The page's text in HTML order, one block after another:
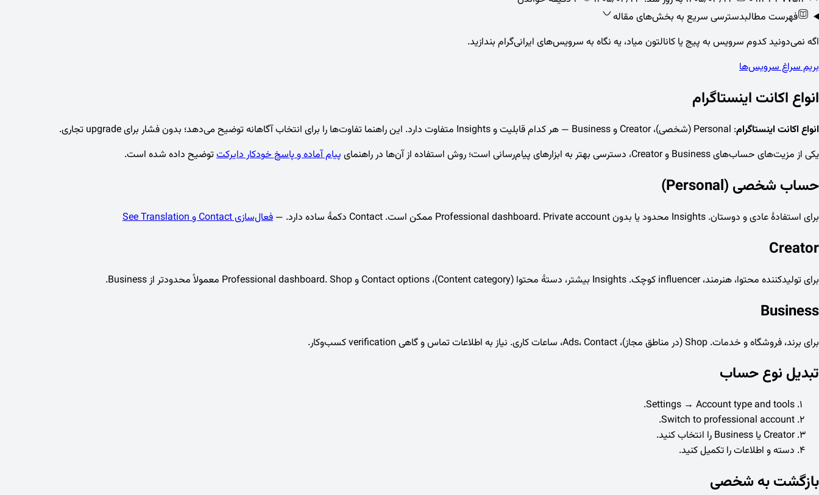
فهرست مطالبدسترسی سریع به بخش‌های مقاله
اگه نمی‌دونید کدوم سرویس به پیج یا کانالتون میاد، یه نگاه به سرویس‌های ایرانی‌گرام بندازید.
بریم سراغ سرویس‌ها
انواع اکانت اینستاگرام
انواع اکانت اینستاگرام: Personal (شخصی)، Creator و Business — هر کدام قابلیت و Insights متفاوت دارد. این راهنما تفاوت‌ها را برای انتخاب آگاهانه توضیح می‌دهد؛ بدون فشار برای upgrade تجاری.
یکی از مزیت‌های حساب‌های Business و Creator، دسترسی بهتر به ابزارهای پیام‌رسانی است؛ روش استفاده از آن‌ها در راهنمای
پیام آماده و پاسخ خودکار دایرکتتوضیح داده شده است.
حساب شخصی (Personal)
برای استفادهٔ عادی و دوستان. Insights محدود یا بدون Professional dashboard. Private account ممکن است. Contact دکمهٔ ساده دارد. — فعال‌سازی Contact و See Translation
Creator
برای تولیدکننده محتوا، هنرمند، influencer کوچک. Insights بیشتر، دستهٔ محتوا (Content category)، Contact options و Professional dashboard. Shop معمولاً محدودتر از Business.
Business
برای برند، فروشگاه و خدمات. Shop (در مناطق مجاز)، Ads، Contact، ساعات کاری. نیاز به اطلاعات تماس و گاهی verification کسب‌وکار.
تبدیل نوع حساب
Settings → Account type and tools.
Switch to professional account.
Creator یا Business را انتخاب کنید.
دسته و اطلاعات را تکمیل کنید.
بازگشت به شخصی